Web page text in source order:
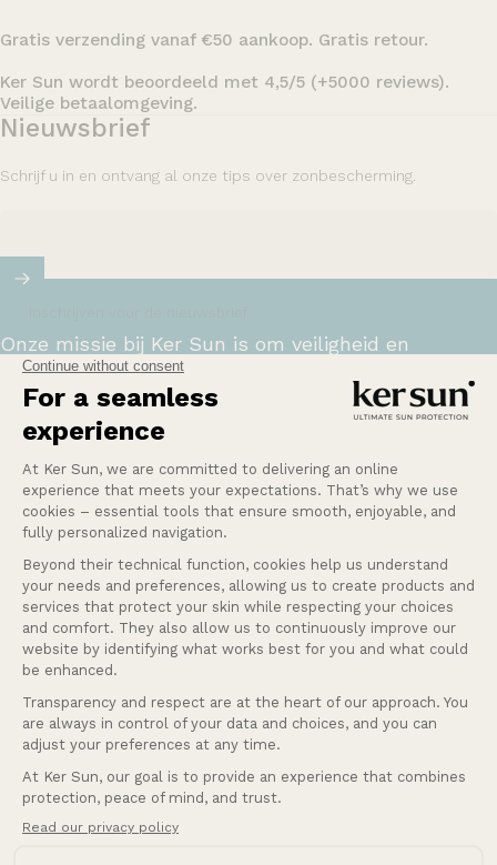
Gratis verzending vanaf €50 aankoop. Gratis retour.
Ker Sun wordt beoordeeld met 4,5/5 (+5000 reviews).
Veilige betaalomgeving.
Nieuwsbrief
Schrijf u in en ontvang al onze tips over zonbescherming.
Onze missie bij Ker Sun is om veiligheid en
gemoedsrust te bieden aan mensen die het meest
gevoelig of intolerant zijn voor de zon.
Meer weten
Vragen?
Bedrijf